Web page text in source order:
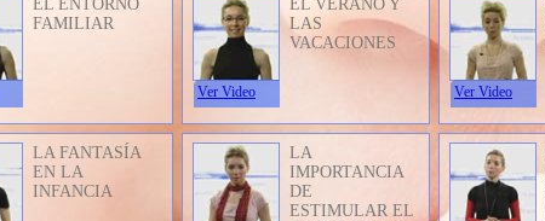
EL ENTORNO
FAMILIAR
Ver Video
EL VERANO Y
LAS
VACACIONES
Ver Video
LA FANTASÍA
EN LA
INFANCIA
LA
IMPORTANCIA
DE
ESTIMULAR EL